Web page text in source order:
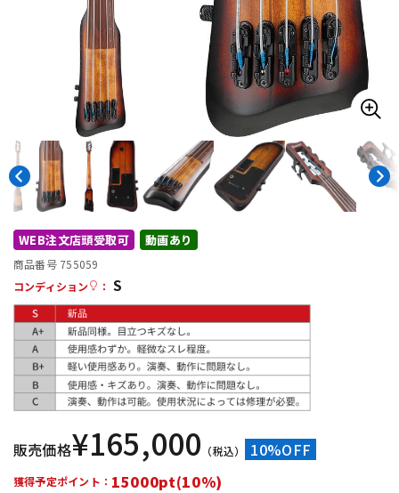
管楽器 その他楽器
アンプ エフェクター
DJ機器 DTM
配信/ライブ機器
中古
WEB注文店頭受取可 動画あり
商品番号 755059
コンディション
： S
販売価格¥165,000 （税込） 10%OFF
獲得予定ポイント： 15000pt(10%)